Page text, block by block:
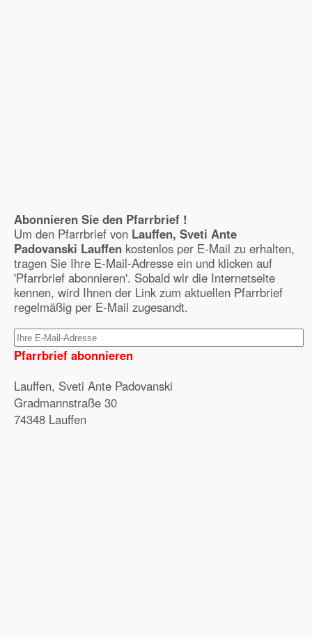
Abonnieren Sie den Pfarrbrief !
Um den Pfarrbrief von Lauffen, Sveti Ante
Padovanski Lauffen kostenlos per E-Mail zu erhalten,
tragen Sie Ihre E-Mail-Adresse ein und klicken auf
'Pfarrbrief abonnieren'. Sobald wir die Internetseite
kennen, wird Ihnen der Link zum aktuellen Pfarrbrief
regelmäßig per E-Mail zugesandt.
Pfarrbrief abonnieren
Lauffen, Sveti Ante Padovanski
Gradmannstraße 30
74348 Lauffen